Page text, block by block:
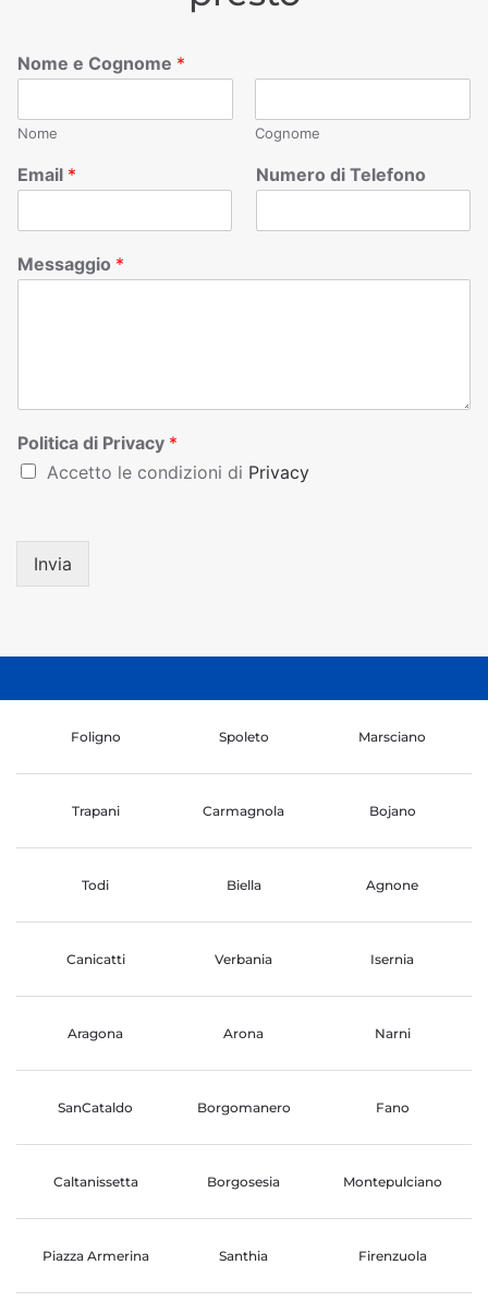
Nome e Cognome *
Nome Cognome
Email * Numero di Telefono
Messaggio *
Politica di Privacy *
Accetto le condizioni di Privacy
Invia
Foligno Spoleto Marsciano
Trapani Carmagnola Bojano
Todi Biella Agnone
Canicatti Verbania Isernia
Aragona Arona Narni
SanCataldo Borgomanero Fano
Caltanissetta Borgosesia Montepulciano
Piazza Armerina Santhia Firenzuola